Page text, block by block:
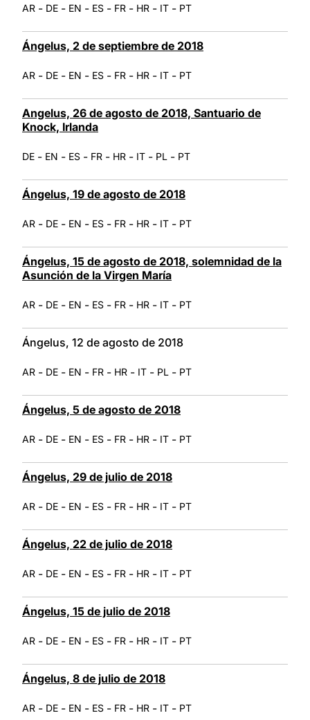
AR - DE - EN - ES - FR - HR - IT - PT
Ángelus, 2 de septiembre de 2018
AR - DE - EN - ES - FR - HR - IT - PT
Angelus, 26 de agosto de 2018, Santuario de
Knock, Irlanda
DE - EN - ES - FR - HR - IT - PL - PT
Ángelus, 19 de agosto de 2018
AR - DE - EN - ES - FR - HR - IT - PT
Ángelus, 15 de agosto de 2018, solemnidad de la
Asunción de la Virgen María
AR - DE - EN - ES - FR - HR - IT - PT
Ángelus, 12 de agosto de 2018
AR - DE - EN - FR - HR - IT - PL - PT
Ángelus, 5 de agosto de 2018
AR - DE - EN - ES - FR - HR - IT - PT
Ángelus, 29 de julio de 2018
AR - DE - EN - ES - FR - HR - IT - PT
Ángelus, 22 de julio de 2018
AR - DE - EN - ES - FR - HR - IT - PT
Ángelus, 15 de julio de 2018
AR - DE - EN - ES - FR - HR - IT - PT
Ángelus, 8 de julio de 2018
AR - DE - EN - ES - FR - HR - IT - PT